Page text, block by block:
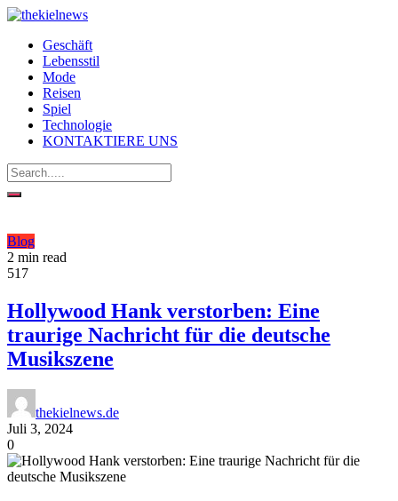
Geschäft
Lebensstil
Mode
Reisen
Spiel
Technologie
KONTAKTIERE UNS
Blog
2 min read
517
Hollywood Hank verstorben: Eine
traurige Nachricht für die deutsche
Musikszene
thekielnews.de
Juli 3, 2024
0